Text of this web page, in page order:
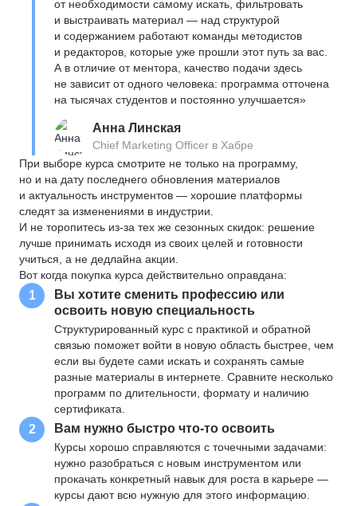
от необходимости самому искать, фильтровать
и выстраивать материал — над структурой
и содержанием работают команды методистов
и редакторов, которые уже прошли этот путь за вас.
А в отличие от ментора, качество подачи здесь
не зависит от одного человека: программа отточена
на тысячах студентов и постоянно улучшается»
Анна Линская
Chief Marketing Officer в Хабре
При выборе курса смотрите не только на программу,
но и на дату последнего обновления материалов
и актуальность инструментов — хорошие платформы
следят за изменениями в индустрии.
И не торопитесь из-за тех же сезонных скидок: решение
лучше принимать исходя из своих целей и готовности
учиться, а не дедлайна акции.
Вот когда покупка курса действительно оправдана:
1
Вы хотите сменить профессию или
освоить новую специальность
Структурированный курс с практикой и обратной
связью поможет войти в новую область быстрее, чем
если вы будете сами искать и сохранять самые
разные материалы в интернете. Сравните несколько
программ по длительности, формату и наличию
сертификата.
2 Вам нужно быстро что-то освоить
Курсы хорошо справляются с точечными задачами:
нужно разобраться с новым инструментом или
прокачать конкретный навык для роста в карьере —
курсы дают всю нужную для этого информацию.